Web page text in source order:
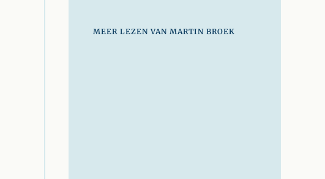
MEER LEZEN VAN MARTIN BROEK